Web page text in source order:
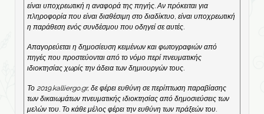
είναι υποχρεωτική η αναφορά της πηγής. Αν πρόκειται για
πληροφορία που είναι διαθέσιμη στο διαδίκτυο, είναι υποχρεωτική
η παράθεση ενός συνδέσμου που οδηγεί σε αυτές.
Απαγορεύεται η δημοσίευση κειμένων και φωτογραφιών από
πηγές που προστεύονται από το νόμο περί πνευματικής
ιδιοκτησίας χωρίς την άδεια των δημιουργών τους.
Το 2019.kalliergo.gr, δε φέρει ευθύνη σε περίπτωση παραβίασης
των δικαιωμάτων πνευματικής ιδιοκτησίας από δημοσιεύσεις των
μελών του. Το κάθε μέλος φέρει την ευθύνη των πράξεών του.